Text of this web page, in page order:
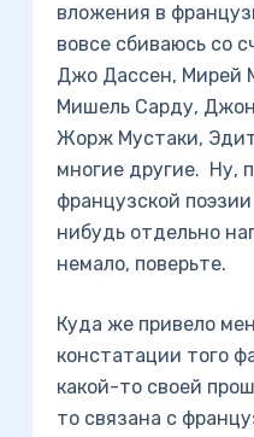
вложения в
вовсе сбиваюсь со
Джо Дассен, Мирей
Мишель Сарду,
Жорж Мустаки,
многие другие. Ну,
французской
нибудь отдельно
немало, поверьте.
Куда же привело
констатации того
какой-то своей
то связана с